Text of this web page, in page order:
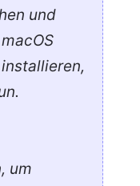
und
um